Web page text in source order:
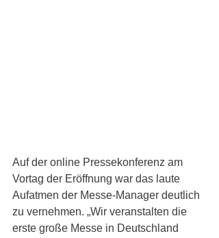
Auf der online Pressekonferenz am
Vortag der Eröffnung war das laute
Aufatmen der Messe-Manager deutlich
zu vernehmen. „Wir veranstalten die
erste große Messe in Deutschland